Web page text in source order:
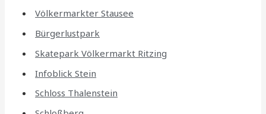
Völkermarkter Stausee
Bürgerlustpark
Skatepark Völkermarkt Ritzing
Infoblick Stein
Schloss Thalenstein